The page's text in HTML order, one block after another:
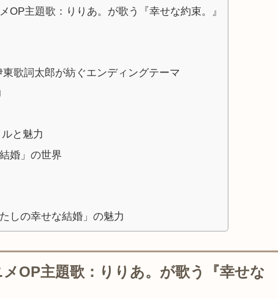
OP主題歌：りりあ。が歌う『幸せな約束。』
歌詞太郎が紡ぐエンディングテーマ
と魅力
婚」の世界
しの幸せな結婚」の魅力
メOP主題歌：りりあ。が歌う『幸せな